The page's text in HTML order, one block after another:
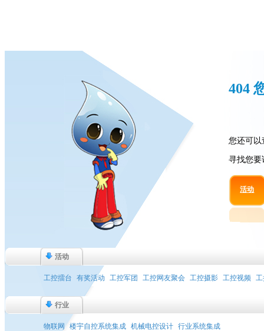
404
您还可
寻找您要
活动
活动
工控擂台 有奖活动 工控军团 工控网友聚会 工控摄影 工控视频
行业
物联网 楼宇自控系统集成 机械电控设计 行业系统集成